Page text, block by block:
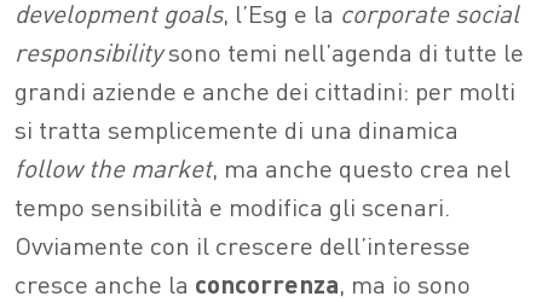
development goals, l’Esg e la corporate social
responsibilitysono temi nell’agenda di tutte le
grandi aziende e anche dei cittadini: per molti
si tratta semplicemente di una dinamica
follow the market, ma anche questo crea nel
tempo sensibilità e modifica gli scenari.
Ovviamente con il crescere dell’interesse
cresce anche la concorrenza, ma io sono